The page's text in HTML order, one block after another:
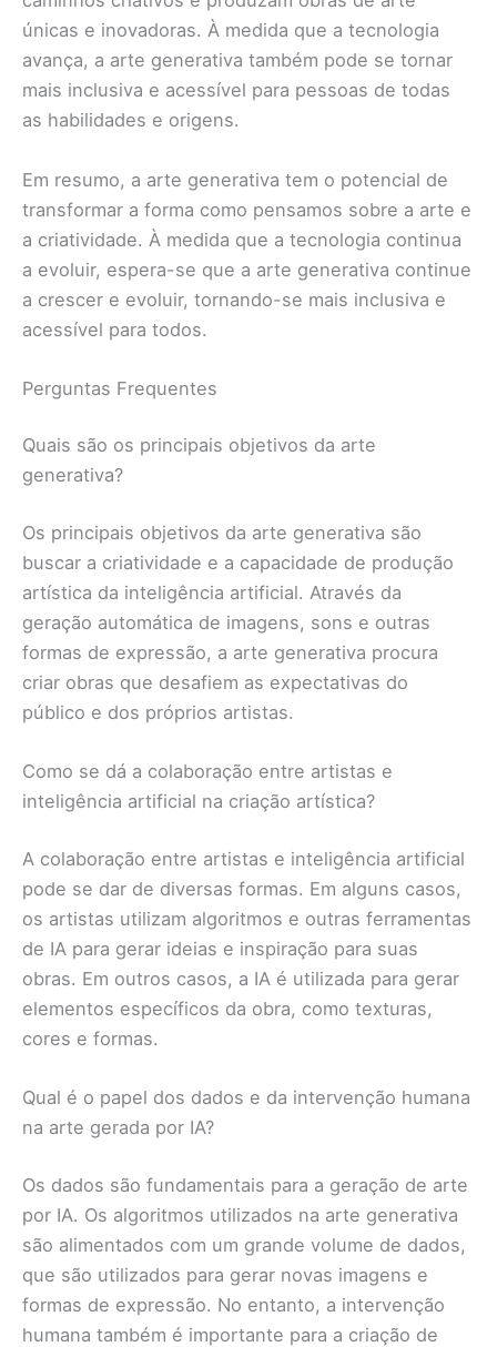
únicas e inovadoras. À medida que a tecnologia
avança, a arte generativa também pode se tornar
mais inclusiva e acessível para pessoas de todas
as habilidades e origens.
Em resumo, a arte generativa tem o potencial de
transformar a forma como pensamos sobre a arte e
a criatividade. À medida que a tecnologia continua
a evoluir, espera-se que a arte generativa continue
a crescer e evoluir, tornando-se mais inclusiva e
acessível para todos.
Perguntas Frequentes
Quais são os principais objetivos da arte
generativa?
Os principais objetivos da arte generativa são
buscar a criatividade e a capacidade de produção
artística da inteligência artificial. Através da
geração automática de imagens, sons e outras
formas de expressão, a arte generativa procura
criar obras que desafiem as expectativas do
público e dos próprios artistas.
Como se dá a colaboração entre artistas e
inteligência artificial na criação artística?
A colaboração entre artistas e inteligência artificial
pode se dar de diversas formas. Em alguns casos,
os artistas utilizam algoritmos e outras ferramentas
de IA para gerar ideias e inspiração para suas
obras. Em outros casos, a IA é utilizada para gerar
elementos específicos da obra, como texturas,
cores e formas.
Qual é o papel dos dados e da intervenção humana
na arte gerada por IA?
Os dados são fundamentais para a geração de arte
por IA. Os algoritmos utilizados na arte generativa
são alimentados com um grande volume de dados,
que são utilizados para gerar novas imagens e
formas de expressão. No entanto, a intervenção
humana também é importante para a criação de